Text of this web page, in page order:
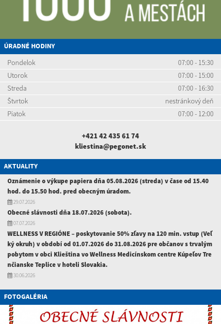
ÚRADNÉ HODINY
Pondelok
07:00 - 15:30
Utorok
07:00 - 15:00
Streda
07:00 - 16:30
Štvrtok
nestránkový deň
Piatok
07:00 - 12:00
+421 42 435 61 74
kliestina@pegonet.sk
AKTUALITY
Oznámenie o výkupe papiera dňa 05.08.2026 (streda) v čase od 15.40
hod. do 15.50 hod. pred obecným úradom.
29.07.2026
Obecné slávnosti dňa 18.07.2026 (sobota).
07.07.2026
WELLNESS V REGIÓNE – poskytovanie 50% zľavy na 120 min. vstup (Veľ
ký okruh) v období od 01.07.2026 do 31.08.2026 pre občanov s trvalým
pobytom v obci Klieština vo Wellness Medicínskom centre Kúpeľov Tre
nčianske Teplice v hoteli Slovakia.
30.06.2026
FOTOGALÉRIA